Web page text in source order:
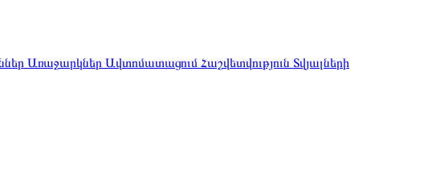
Առաջարկներ Ավտոմատացում Հաշվետվություն Տվյալների